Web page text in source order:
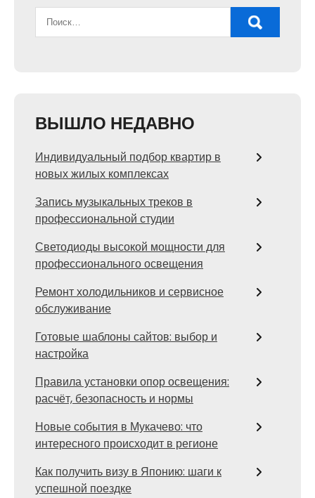
ВЫШЛО НЕДАВНО
Индивидуальный подбор квартир в
новых жилых комплексах
Запись музыкальных треков в
профессиональной студии
Светодиоды высокой мощности для
профессионального освещения
Ремонт холодильников и сервисное
обслуживание
Готовые шаблоны сайтов: выбор и
настройка
Правила установки опор освещения:
расчёт, безопасность и нормы
Новые события в Мукачево: что
интересного происходит в регионе
Как получить визу в Японию: шаги к
успешной поездке